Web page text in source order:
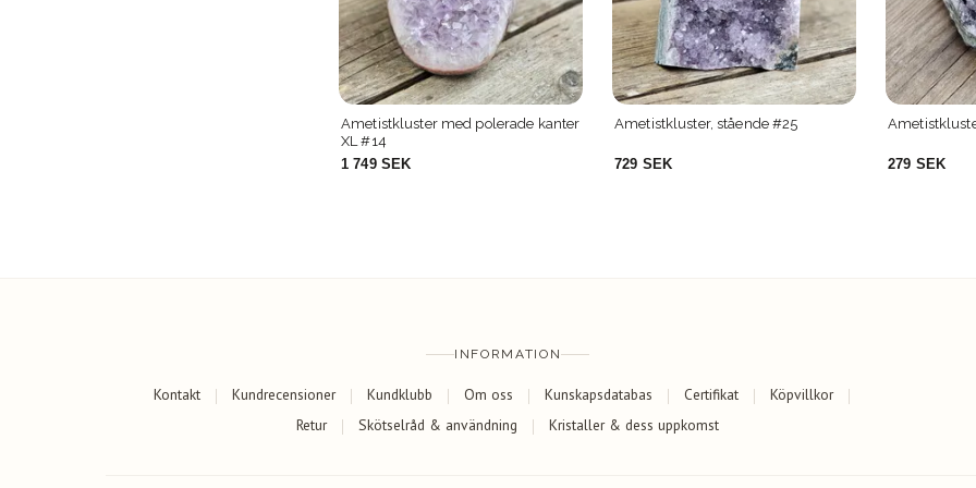
Ametistkluster, stående #25
729 SEK
Ametistkluster stor #5
279 SEK 3 249 SEK
INFORMATION
Kontakt Kundrecensioner Kundklubb Om oss Kunskapsdatabas Certifikat
Köpvillkor
Retur
Skötselråd & användning Kristaller & dess uppkomst